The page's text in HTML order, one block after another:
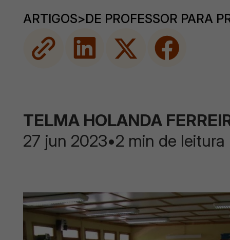
ARTIGOS>DE PROFESSOR PARA
TELMA HOLANDA
27 jun 2023•2 min de leitura